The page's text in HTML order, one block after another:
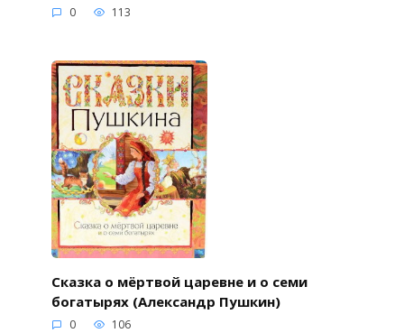
0 113
Сказка о мёртвой царевне и о семи
богатырях (Александр Пушкин)
0 106